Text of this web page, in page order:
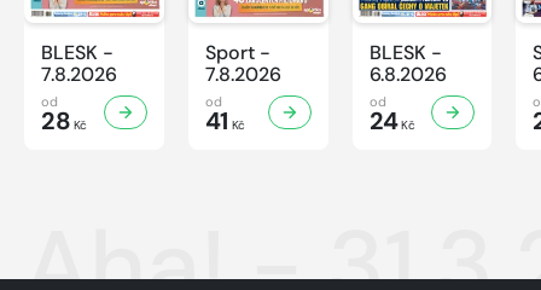
BLESK -
7.8.2026
od
28 Kč
Sport -
7.8.2026
od
41 Kč
BLESK -
6.8.2026
od
24Kč